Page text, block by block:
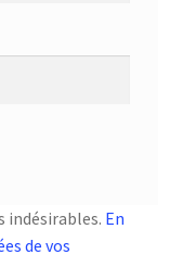
indésirables. En
de vos